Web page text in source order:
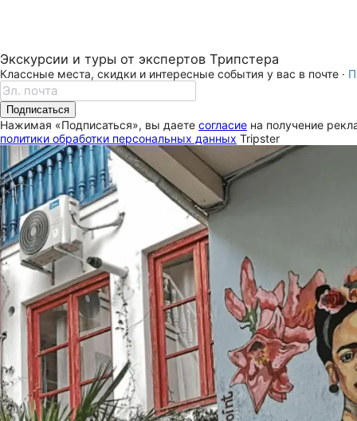
Экскурсии и туры от экспертов Трипстера
Классные места, скидки и интересные события у вас в почте ·
Подписаться
Нажимая «Подписаться», вы даете согласие на получение
политики обработки персональных данных Tripster